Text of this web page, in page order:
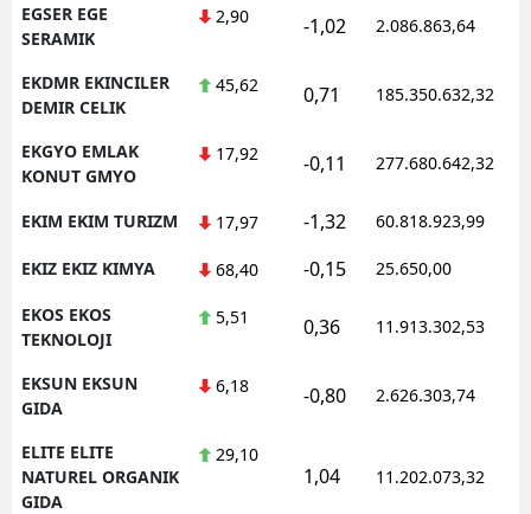
EGSER EGE
SERAMIK
2,90 -1,02 2.086.863,64
EKDMR EKINCILER
DEMIR CELIK
45,62 0,71 185.350.632,32
EKGYO EMLAK
KONUT GMYO
17,92 -0,11 277.680.642,32
EKIM EKIM TURIZM 17,97 -1,32 60.818.923,99
EKIZ EKIZ KIMYA 68,40 -0,15 25.650,00
EKOS EKOS
TEKNOLOJI
5,51 0,36 11.913.302,53
EKSUN EKSUN
GIDA
6,18 -0,80 2.626.303,74
ELITE ELITE
NATUREL ORGANIK
GIDA
29,10
1,04 11.202.073,32